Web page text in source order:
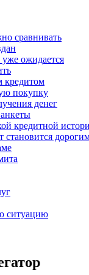
сравнивать
ожидается
кредитом
покупку
денег
кредитной
становится
ситуацию